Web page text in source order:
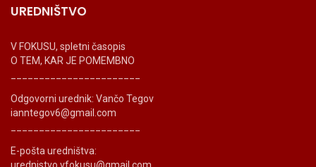
UREDNIŠTVO
V FOKUSU, spletni časopis
O TEM, KAR JE POMEMBNO
Odgovorni urednik: Vančo Tegov
ianntegov6@gmail.com
E-pošta uredništva: